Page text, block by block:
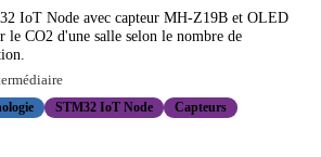
IoT Node avec capteur MH-Z19B et OLED
le CO2 d'une salle selon le nombre de
STM32 IoT Node
Capteurs